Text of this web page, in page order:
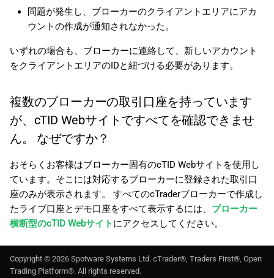
問題が発生し、ブローカーのクライアントエリアにアカ
ウントの作成が通知されなかった。
いずれの場合も、ブローカーに連絡して、新しいアカウント
をクライアントエリアのIDと紐づける必要があります。
複数のブローカーの取引口座を持っています
が、cTID Webサイトですべてを確認できませ
ん。 なぜですか？
おそらくお客様はブローカー固有のcTID Webサイトを使用し
ています。そこには対応するブローカーに登録された取引口
座のみが表示されます。 すべてのcTraderブローカーで作成し
たライブ口座とデモ口座をすべて表示するには、 ブローカー
横断型のcTID Webサイト にアクセスしてください。
Copyright © 2026 Spotware Systems Ltd. cTrader®, Traders First®, Open
Trading Platform®. All rights reserved.